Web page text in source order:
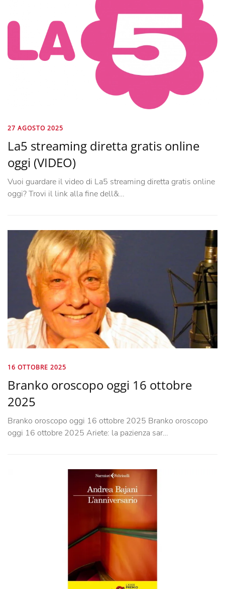
27 AGOSTO 2025
La5 streaming diretta gratis online
oggi (VIDEO)
Vuoi guardare il video di La5 streaming diretta gratis online
oggi? Trovi il link alla fine dell&…
16 OTTOBRE 2025
Branko oroscopo oggi 16 ottobre
2025
Branko oroscopo oggi 16 ottobre 2025 Branko oroscopo
oggi 16 ottobre 2025 Ariete: la pazienza sar…